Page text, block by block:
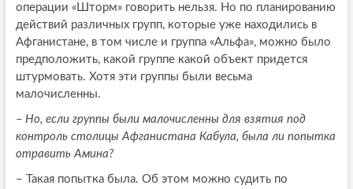
операции «Шторм» говорить нельзя. Но по планированию
действий различных групп, которые уже находились в
Афганистане, в том числе и группа «Альфа», можно было
предположить, какой группе какой объект придется
штурмовать. Хотя эти группы были весьма
малочисленны.
– Но, если группы были малочисленны для взятия под
контроль столицы Афганистана Кабула, была ли попытка
отравить Амина?
–
Такая попытка была. Об этом можно судить по